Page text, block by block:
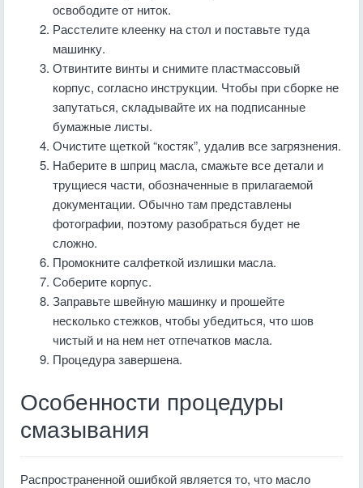
освободите от ниток.
Расстелите клеенку на стол и поставьте туда
машинку.
Отвинтите винты и снимите пластмассовый
корпус, согласно инструкции. Чтобы при сборке не
запутаться, складывайте их на подписанные
бумажные листы.
Очистите щеткой “костяк”, удалив все загрязнения.
Наберите в шприц масла, смажьте все детали и
трущиеся части, обозначенные в прилагаемой
документации. Обычно там представлены
фотографии, поэтому разобраться будет не
сложно.
Промокните салфеткой излишки масла.
Соберите корпус.
Заправьте швейную машинку и прошейте
несколько стежков, чтобы убедиться, что шов
чистый и на нем нет отпечатков масла.
Процедура завершена.
Особенности процедуры
смазывания
Распространенной ошибкой является то, что масло